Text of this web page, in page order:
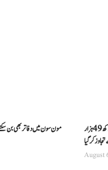
مون سون میں دفاتر بھی بن
سونے کی قیمت میں ایک بار پھر نمایاں اضافہ، فی تولہ سونا 4 لاکھ 49 ہزار
کرگیا
August